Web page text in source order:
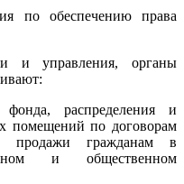
по обеспечению права
и управления, органы
распределения и
помещений по договорам
гражданам в
и общественном